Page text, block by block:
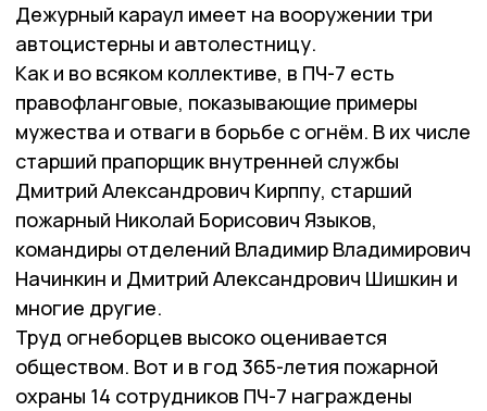
Дежурный караул имеет на вооружении три
автоцистерны и автолестницу.
Как и во всяком коллективе, в ПЧ-7 есть
правофланговые, показывающие примеры
мужества и отваги в борьбе с огнём. В их числе
старший прапорщик внутренней службы
Дмитрий Александрович Кирппу, старший
пожарный Николай Борисович Языков,
командиры отделений Владимир Владимирович
Начинкин и Дмитрий Александрович Шишкин и
многие другие.
Труд огнеборцев высоко оценивается
обществом. Вот и в год 365-летия пожарной
охраны 14 сотрудников ПЧ-7 награждены